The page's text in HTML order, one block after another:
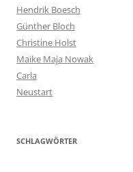
Hendrik Boesch
Günther Bloch
Christine Holst
Maike Maja Nowak
Carla
Neustart
SCHLAGWÖRTER